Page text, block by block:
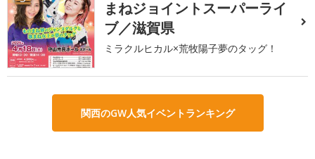
まねジョイントスーパーライ
ブ／滋賀県
ミラクルヒカル×荒牧陽子夢のタッグ！
関西のGW人気イベントランキング